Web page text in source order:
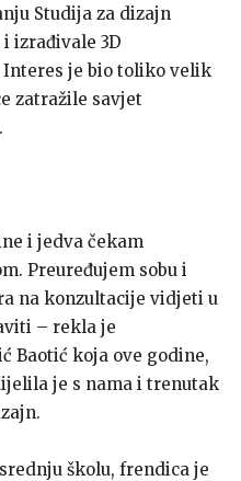
Studija za dizajn
izrađivale 3D
je bio toliko velik
zatražile savjet
i jedva čekam
Preuređujem sobu i
na konzultacije vidjeti u
– rekla je
Baotić koja ove godine,
je s nama i trenutak
školu, frendica je